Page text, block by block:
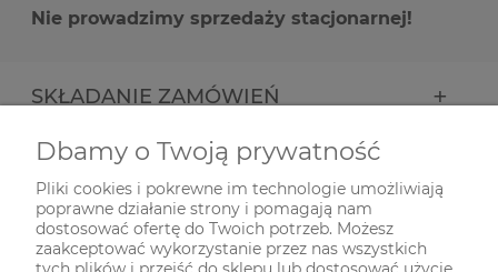
Nie prowadzimy sprzedaży stacjonarnej!
SKŁADANIE ZAMÓWIEŃ
INFORMACJE
ODWIEDŹ NAS NA
Dbamy o Twoją prywatność
Pliki cookies i pokrewne im technologie umożliwiają
poprawne działanie strony i pomagają nam
dostosować ofertę do Twoich potrzeb. Możesz
zaakceptować wykorzystanie przez nas wszystkich